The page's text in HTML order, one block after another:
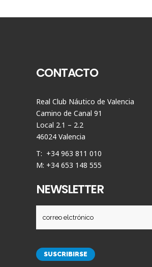
CONTACTO
Real Club Náutico de Valencia
Camino de Canal 91
Local 2.1 – 2.2
46024 Valencia
T: +34 963 811 010
M: +34 653 148 555
NEWSLETTER